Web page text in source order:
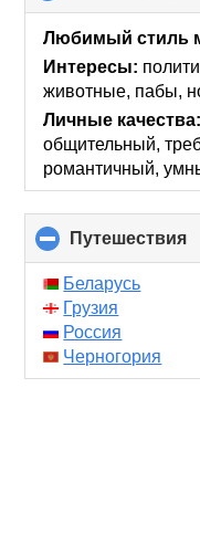
Любимый стиль
Интересы:
животные, пабы,
Личные качества:
общительный,
романтичный,
Путешествия
Беларусь
Грузия
Россия
Черногория